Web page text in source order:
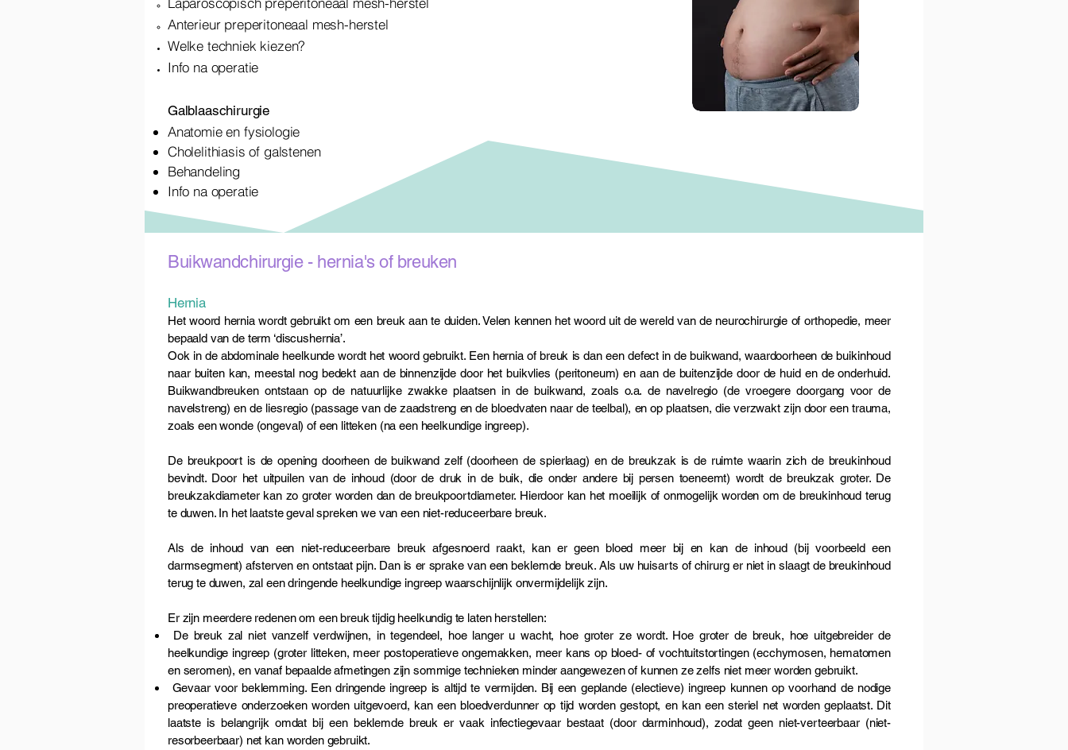
Anterieur preperitoneaal mesh-herstel​
Welke techniek kiezen?​
Info na operatie
Galblaaschirurgie
Anatomie en fysiologie
Cholelithiasis of galstenen
Behandeling
Info na operatie
Buikwandchirurgie - hernia's of breuken
Hernia
Het woord hernia wordt gebruikt om een breuk aan te duiden. Velen kennen het woord uit de wereld van de neurochirurgie of orthopedie, meer
bepaald van de term ‘discushernia’.
Ook in de abdominale heelkunde wordt het woord gebruikt. Een hernia of breuk is dan een defect in de buikwand, waardoorheen de buikinhoud
naar buiten kan, meestal nog bedekt aan de binnenzijde door het buikvlies (peritoneum) en aan de buitenzijde door de huid en de onderhuid.
Buikwandbreuken ontstaan op de natuurlijke zwakke plaatsen in de buikwand, zoals o.a. de navelregio (de vroegere doorgang voor de
navelstreng) en de liesregio (passage van de zaadstreng en de bloedvaten naar de teelbal), en op plaatsen, die verzwakt zijn door een trauma,
zoals een wonde (ongeval) of een litteken (na een heelkundige ingreep).
De breukpoort is de opening doorheen de buikwand zelf (doorheen de spierlaag) en de breukzak is de ruimte waarin zich de breukinhoud
bevindt. Door het uitpuilen van de inhoud (door de druk in de buik, die onder andere bij persen toeneemt) wordt de breukzak groter. De
breukzakdiameter kan zo groter worden dan de breukpoortdiameter. Hierdoor kan het moeilijk of onmogelijk worden om de breukinhoud terug
te duwen. In het laatste geval spreken we van een niet-reduceerbare breuk.
Als de inhoud van een niet-reduceerbare breuk afgesnoerd raakt, kan er geen bloed meer bij en kan de inhoud (bij voorbeeld een
darmsegment) afsterven en ontstaat pijn. Dan is er sprake van een beklemde breuk. Als uw huisarts of chirurg er niet in slaagt de breukinhoud
terug te duwen, zal een dringende heelkundige ingreep waarschijnlijk onvermijdelijk zijn.
Er zijn meerdere redenen om een breuk tijdig heelkundig te laten herstellen:
De breuk zal niet vanzelf verdwijnen, in tegendeel, hoe langer u wacht, hoe groter ze wordt. Hoe groter de breuk, hoe uitgebreider de
heelkundige ingreep (groter litteken, meer postoperatieve ongemakken, meer kans op bloed- of vochtuitstortingen (ecchymosen, hematomen
en seromen), en vanaf bepaalde afmetingen zijn sommige technieken minder aangewezen of kunnen ze zelfs niet meer worden gebruikt.
Gevaar voor beklemming. Een dringende ingreep is altijd te vermijden. Bij een geplande (electieve) ingreep kunnen op voorhand de nodige
preoperatieve onderzoeken worden uitgevoerd, kan een bloedverdunner op tijd worden gestopt, en kan een steriel net worden geplaatst. Dit
laatste is belangrijk omdat bij een beklemde breuk er vaak infectiegevaar bestaat (door darminhoud), zodat geen niet-verteerbaar (niet-
resorbeerbaar) net kan worden gebruikt.